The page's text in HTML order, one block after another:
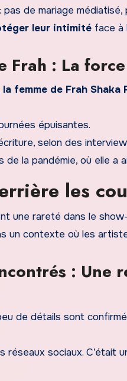
de mariage
leur intimité face à
Frah : La
la femme de Frah Shaka
épuisantes.
selon des
de la pandémie, où elle a
les
une rareté dans le
un contexte où les
: Une
de détails sont
réseaux sociaux. C’était